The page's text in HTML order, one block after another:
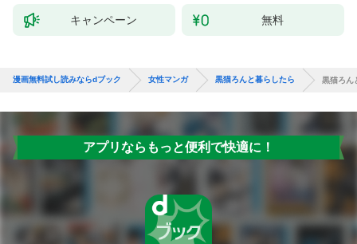
キャンペーン 無料
漫画無料試し読みならdブック 女性マンガ 黒猫ろんと暮らしたら 黒猫ろん
アプリならもっと便利で快適に！